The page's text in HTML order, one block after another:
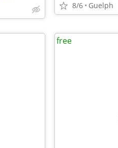
8/6 Guelph
free